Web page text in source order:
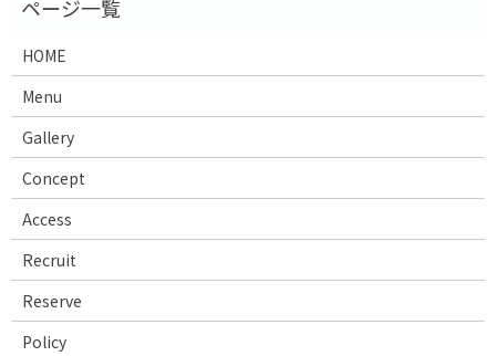
HOME
Menu
Gallery
Concept
Access
Recruit
Reserve
Policy